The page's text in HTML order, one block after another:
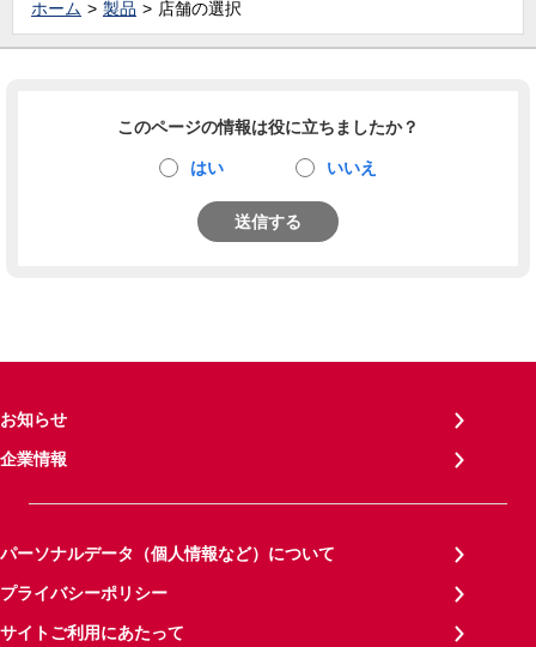
ホーム 製品 店舗の選択
このページの情報は役に立ちましたか？
はい いいえ
送信する
お知らせ
企業情報
パーソナルデータ（個人情報など）について
プライバシーポリシー
サイトご利用にあたって